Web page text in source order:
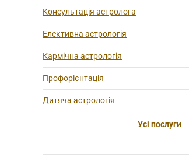
Консультація астролога
Елективна астрологія
Кармічна астрологія
Профорієнтація
Дитяча астрологія
Усі послуги